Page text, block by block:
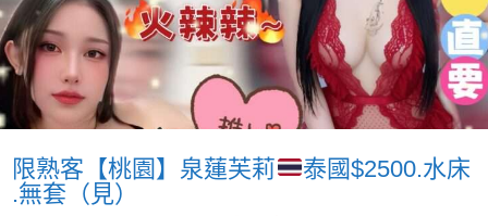
限熟客【桃園】泉蓮芙莉
泰國$2500.水床
.無套（見）